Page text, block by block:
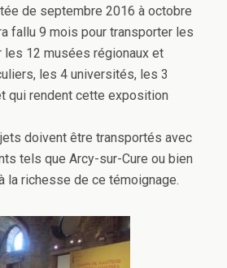
de septembre 2016 à octobre
fallu 9 mois pour transporter les
12 musées régionaux et
les 4 universités, les 3
qui rendent cette exposition
doivent être transportés avec
tels que Arcy-sur-Cure ou bien
la richesse de ce témoignage.